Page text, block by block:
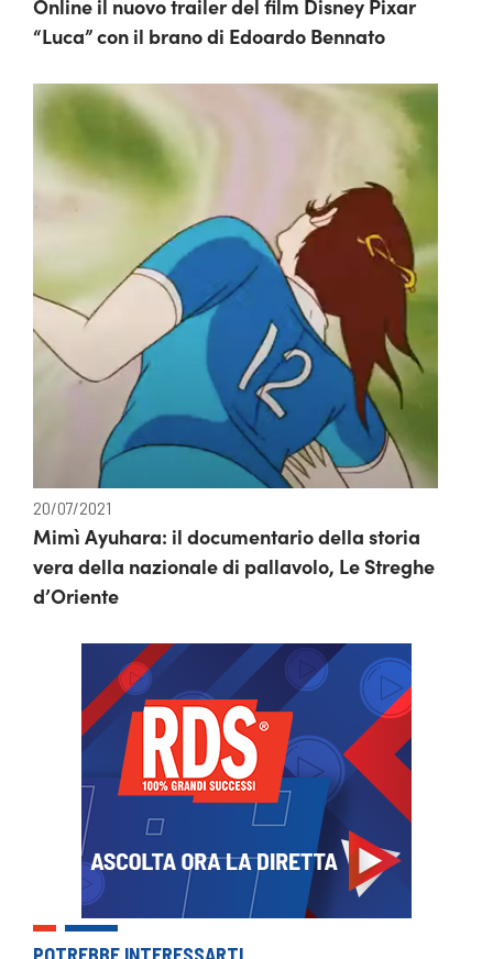
Online il nuovo trailer del film Disney Pixar
“Luca” con il brano di Edoardo Bennato
20/07/2021
Mimì Ayuhara: il documentario della storia
vera della nazionale di pallavolo, Le Streghe
d’Oriente